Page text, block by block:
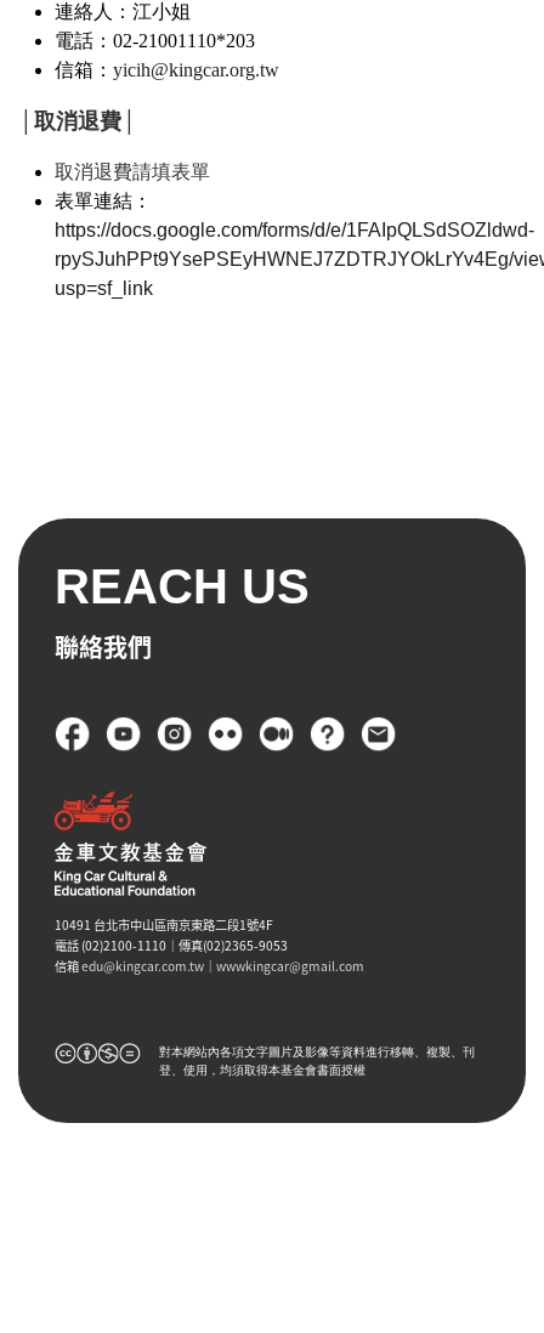
連絡人：江小姐
電話：02-21001110*203
信箱： yicih@kingcar.org.tw
│取消退費│
取消退費請填表單
表單連結 ：
https://docs.google.com/forms/d/e/1FAIpQLSdSOZldwd-
rpySJuhPPt9YsePSEyHWNEJ7ZDTRJYOkLrYv4Eg/
usp=sf_link
REACH US
聯絡我們
頁尾
10491 台北市中山區南京東路二段1號4F
電話 (02)2100-1110｜傳真(02)2365-9053
信箱edu@kingcar.com.tw ｜ wwwkingcar@gmail.com
對本網站內各項文字圖片及影像等資料進行移轉、複製、刊
登、使用，均須取得本基金會書面授權